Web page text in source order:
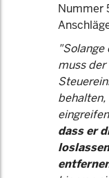
Nummer
"Solange
muss
dass er